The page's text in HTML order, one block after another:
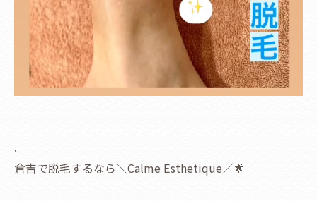
.
倉吉で脱毛するなら＼Calme Esthetique／🌟